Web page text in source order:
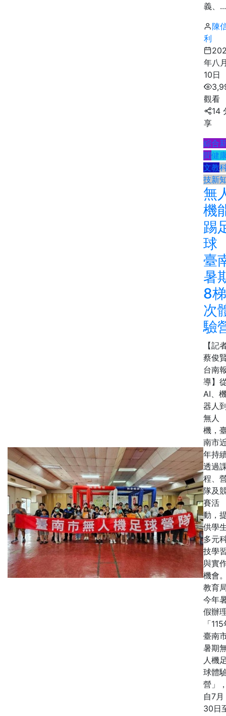
義、...
陳
利
年八
10日
觀看
14
享
綜合
聞健
文教
技新
無
機
踢
球
臺
暑
8梯
次
驗
【記
蔡俊
台南
導】
AI、
器人
無人
機，
南市
年持
透過
程、
隊及
賽活
動，
供學
多元
技學
與實
機會
教育
今年
假辦
「
臺南
暑期
人機
球體
營」
自7月
30日